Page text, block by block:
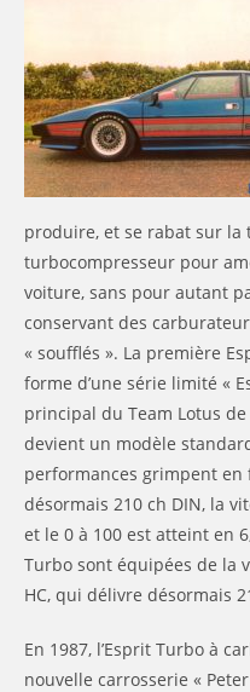
produire, et se rabat sur la
turbocompresseur pour
voiture, sans pour autant
conservant des
« soufflés ». La première
forme d’une série limité «
principal du Team Lotus de
devient un modèle
performances grimpent en
désormais 210 ch DIN, la
et le 0 à 100 est atteint en
Turbo sont équipées de la
HC, qui délivre désormais
En 1987, l’Esprit Turbo à
nouvelle carrosserie «